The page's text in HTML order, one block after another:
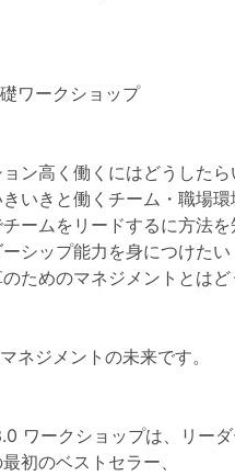
ワークショップ
ン高く働くにはどうした
いきと働くチーム・職場
ームをリードするに方法を
シップ能力を身につけたい
ためのマネジメントとは
ネジメントの未来です。
ワークショップは、リー
初のベストセラー、